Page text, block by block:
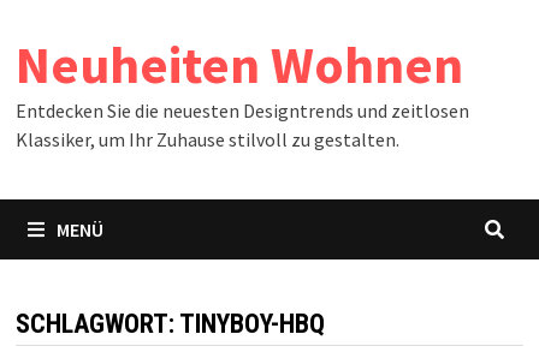
Inhalt
springen
Neuheiten Wohnen
Entdecken Sie die neuesten Designtrends und zeitlosen
Klassiker, um Ihr Zuhause stilvoll zu gestalten.
MENÜ
SCHLAGWORT: TINYBOY-HBQ